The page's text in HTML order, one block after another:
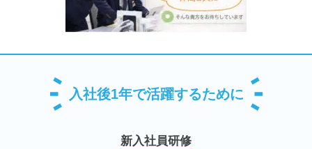
入社後1年で活躍するために
新入社員研修